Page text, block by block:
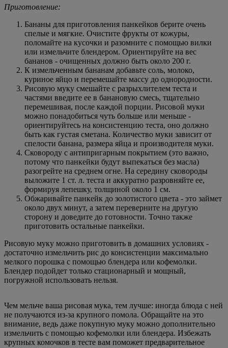
Приготовление:
Бананы для приготовления панкейков берите очень
спелые и мягкие. Очистите фрукты от кожуры,
поломайте на кусочки и разомните с помощью вилки
или измельчите блендером. Ориентируйте на вес
бананов - очищенных должно быть около 200 г.
К измельченным бананам добавьте соль, молоко,
куриное яйцо и перемешайте массу до однородности.
Рисовую муку смешайте с разрыхлителем теста и
частями введите ее в банановую смесь, тщательно
перемешивая, после каждой порции. Рисовой муки
можно понадобиться чуть больше или меньше -
ориентируйтесь на консистенцию теста, оно должно
быть как густая сметана. Количество муки зависит от
спелости банана, размера яйца и производителя муки.
Сковороду с антипригарным покрытием (это важно,
потому что панкейки будут выпекаться без масла)
разогрейте на среднем огне. На середину сковороды
выложите 1 ст. л. теста и аккуратно разровняйте ее,
формируя лепешку, толщиной около 1 см.
Обжаривайте панкейк до золотистого цвета - это займет
около двух минут, а затем переверните на другую
сторону и доведите до готовности. Точно также
приготовить остальные панкейки.
Рисовую муку можно приготовить в домашних условиях -
достаточно измельчить рис до консистенции максимально
мелкого порошка с помощью блендера или кофемолки.
Блендер подойдет только стационарный и мощный,
погружной использовать нельзя.
Чем мельче ваша рисовая мука, тем лучше: иногда блюда с ней
не получаются из-за крупного помола. Обращайте на это
внимание, ведь даже покупную муку можно дополнительно
измельчить с помощью кофемолки или блендера. Избежать
крупных комочков в тесте вам поможет предварительное